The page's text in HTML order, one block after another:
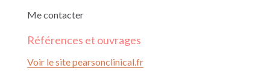
Me contacter
Références et ouvrages
Voir le site pearsonclinical.fr